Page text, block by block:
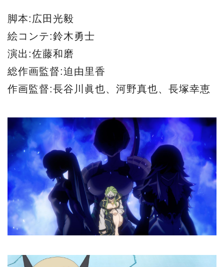
脚本:広田光毅
絵コンテ:鈴木勇士
演出:佐藤和磨
総作画監督:迫由里香
作画監督:長谷川眞也、河野真也、長塚幸恵